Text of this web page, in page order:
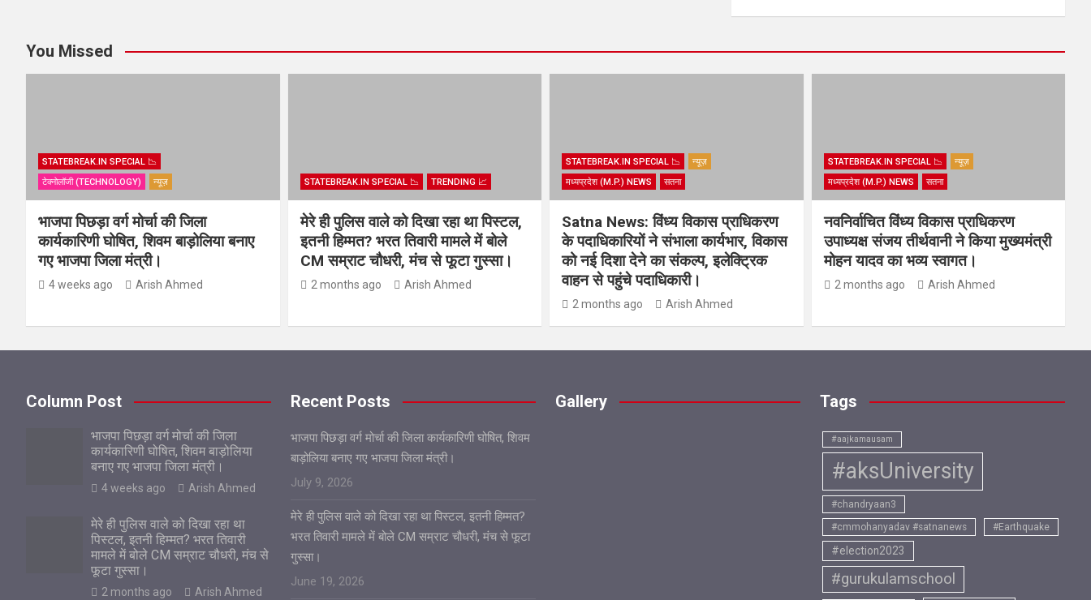
You Missed
STATEBREAK.IN SPECIAL 📉
टेक्नोलॉजी (TECHNOLOGY)
न्यूज़
भाजपा पिछड़ा वर्ग मोर्चा की जिला
कार्यकारिणी घोषित, शिवम बाड़ोलिया बनाए
गए भाजपा जिला मंत्री।
4 weeks ago Arish Ahmed
STATEBREAK.IN SPECIAL 📉 TRENDING 📈
मेरे ही पुलिस वाले को दिखा रहा था पिस्टल,
इतनी हिम्मत? भरत तिवारी मामले में बोले
CM सम्राट चौधरी, मंच से फूटा गुस्सा।
2 months ago Arish Ahmed
STATEBREAK.IN SPECIAL 📉
न्यूज़
मध्यप्रदेश (M.P.) NEWS
सतना
Satna News: विंध्य विकास प्राधिकरण
के पदाधिकारियों ने संभाला कार्यभार, विकास
को नई दिशा देने का संकल्प, इलेक्ट्रिक
वाहन से पहुंचे पदाधिकारी।
2 months ago Arish Ahmed
STATEBREAK.IN SPECIAL 📉
न्यूज़
मध्यप्रदेश (M.P.) NEWS
सतना
नवनिर्वाचित विंध्य विकास प्राधिकरण
उपाध्यक्ष संजय तीर्थवानी ने किया मुख्यमंत्री
मोहन यादव का भव्य स्वागत।
2 months ago Arish Ahmed
Column Post
भाजपा पिछड़ा वर्ग मोर्चा की जिला
कार्यकारिणी घोषित, शिवम बाड़ोलिया
बनाए गए भाजपा जिला मंत्री।
4 weeks ago Arish Ahmed
मेरे ही पुलिस वाले को दिखा रहा था
पिस्टल, इतनी हिम्मत? भरत तिवारी
मामले में बोले CM सम्राट चौधरी, मंच से
फूटा गुस्सा।
2 months ago Arish Ahmed
Recent Posts
भाजपा पिछड़ा वर्ग मोर्चा की जिला कार्यकारिणी घोषित, शिवम
बाड़ोलिया बनाए गए भाजपा जिला मंत्री।
July 9, 2026
मेरे ही पुलिस वाले को दिखा रहा था पिस्टल, इतनी हिम्मत?
भरत तिवारी मामले में बोले CM सम्राट चौधरी, मंच से फूटा
गुस्सा।
June 19, 2026
Gallery Tags
#aajkamausam
#aksUniversity
#chandryaan3
#cmmohanyadav #satnanews
#Earthquake
#election2023
#gurukulamschool